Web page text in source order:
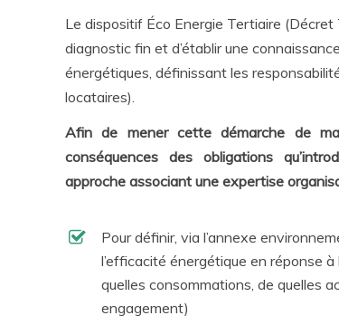
Le dispositif Éco Energie Tertiaire (Décret
diagnostic fin et d’établir une
énergétiques, définissant les
locataires).
Afin de mener cette démarche de
conséquences des obligations
approche associant une expertise
Pour définir, via l’annexe
l’efficacité énergétique en réponse
quelles consommations, de quelles
engagement)